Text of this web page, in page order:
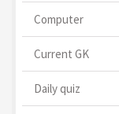
Computer
Current GK
Daily quiz